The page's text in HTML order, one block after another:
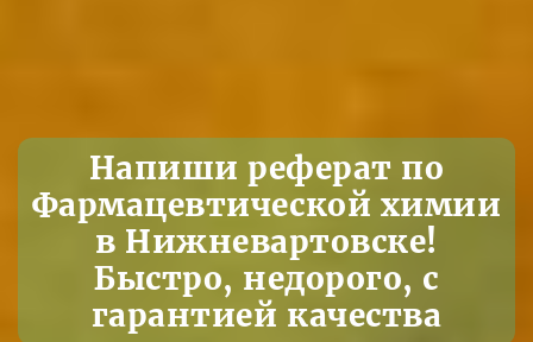
Напиши реферат по
Фармацевтической химии
в Нижневартовске!
Быстро, недорого, с
гарантией качества